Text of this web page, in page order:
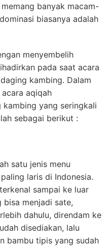
banyak macam-
biasanya adalah
menyembelih
pada saat acara
kambing. Dalam
aqiqah
kambing yang seringkali
sebagai berikut :
satu jenis menu
laris di Indonesia.
sampai ke luar
menjadi sate,
dahulu, direndam ke
disediakan, lalu
bambu tipis yang sudah